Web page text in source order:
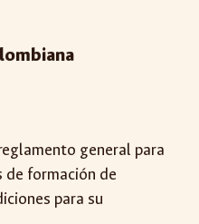
general para
formación de
para su